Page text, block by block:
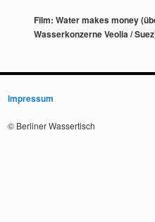
Film: Water makes money
Wasserkonzerne Veolia /
Impressum
© Berliner Wassertisch